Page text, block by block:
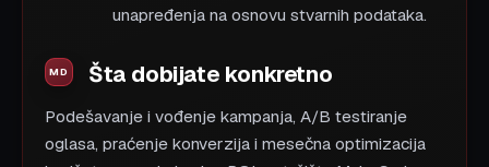
unapređenja na osnovu stvarnih podataka.
Šta dobijate konkretno
Podešavanje i vođenje kampanja, A/B testiranje
oglasa, praćenje konverzija i mesečna optimizacija